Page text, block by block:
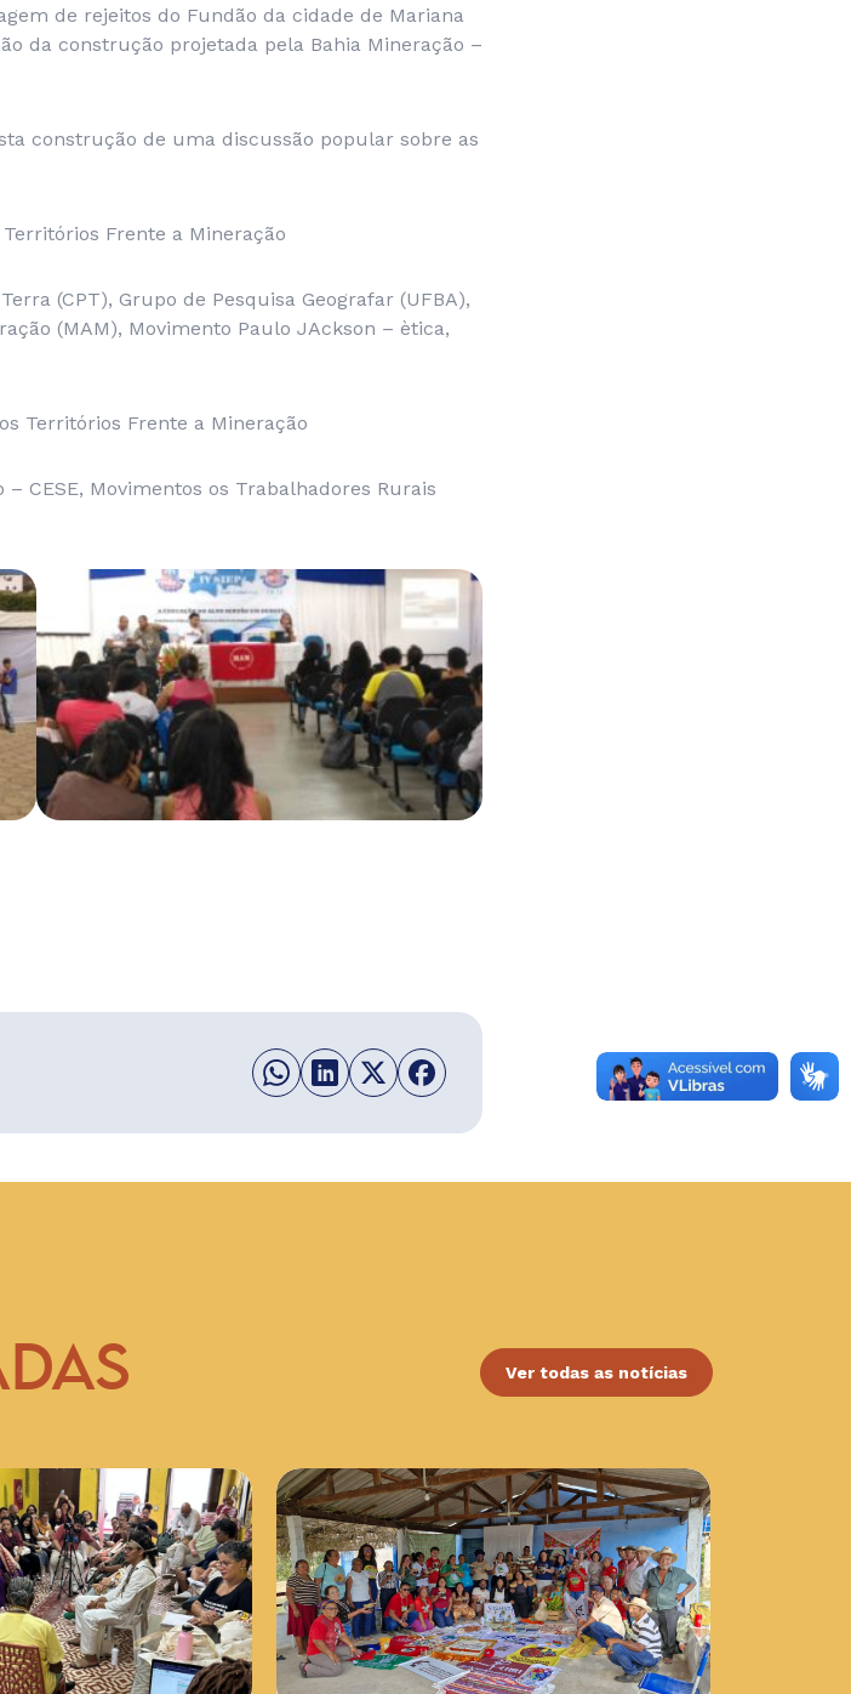
de rejeitos do Fundão da cidade de Mariana
da construção projetada pela Bahia Mineração –
construção de uma discussão popular sobre as
Frente a Mineração
(CPT), Grupo de Pesquisa Geografar (UFBA),
(MAM), Movimento Paulo JAckson – ètica,
Territórios Frente a Mineração
CESE, Movimentos os Trabalhadores Rurais
Ver todas as notícias